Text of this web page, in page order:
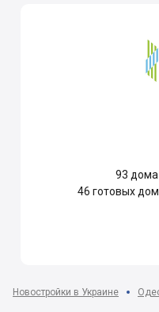
93 дома
46 готовых
Новостройки в Украине